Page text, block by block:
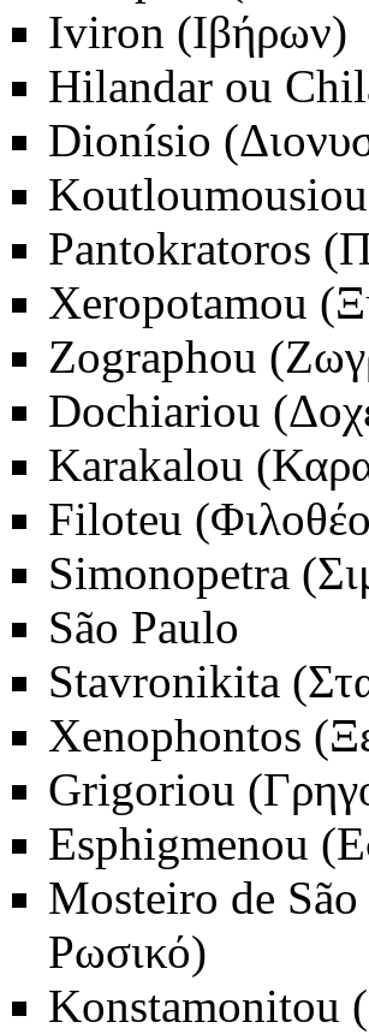
Iviron (Ιβήρων)
Hilandar ou
Dionísio
Pantokratoros
Xeropotamou
Zographou
Dochiariou
Karakalou
Filoteu
Simonopetra
São Paulo
Stavronikita
Xenophontos
Grigoriou
Esphigmenou
Mosteiro de
Ρωσικό)
Konstamonitou